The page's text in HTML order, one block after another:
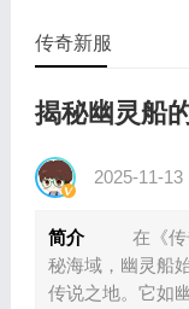
传奇新服
揭秘幽灵船
2025-11-13
简介
在《传奇
秘海域，幽灵船
传说之地。它如